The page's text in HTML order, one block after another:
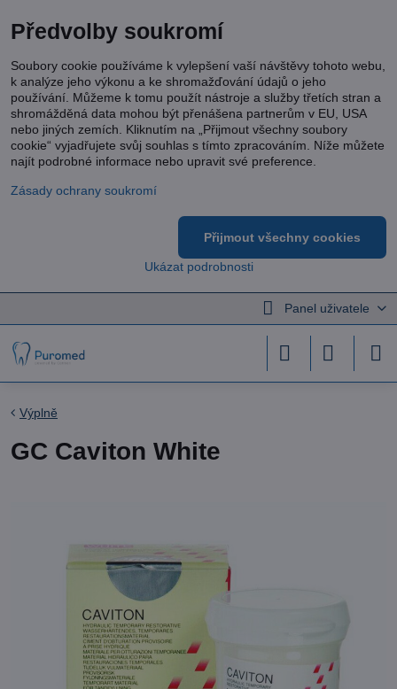
Panel uživatele
Výplně
GC Caviton White
Předvolby soukromí
Soubory cookie používáme k vylepšení vaší návštěvy tohoto webu,
k analýze jeho výkonu a ke shromažďování údajů o jeho
používání. Můžeme k tomu použít nástroje a služby třetích stran a
shromážděná data mohou být přenášena partnerům v EU, USA
nebo jiných zemích. Kliknutím na „Přijmout všechny soubory
cookie“ vyjadřujete svůj souhlas s tímto zpracováním. Níže můžete
najít podrobné informace nebo upravit své preference.
Zásady ochrany soukromí
Ukázat podrobnosti
Přijmout všechny cookies